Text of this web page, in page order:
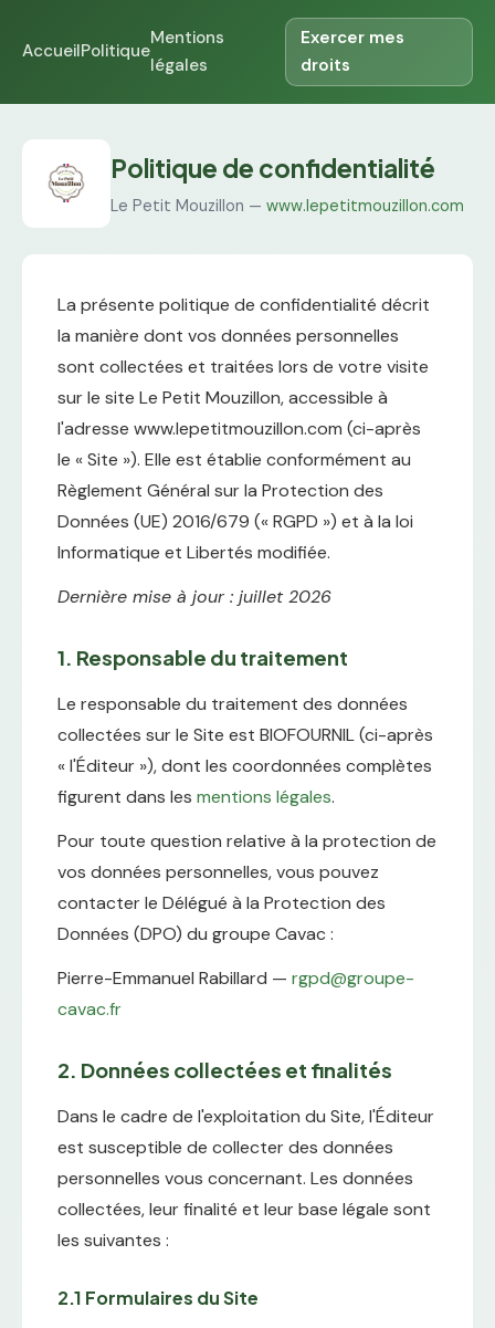
AccueilPolitique
Mentions
légales
Exercer mes
droits
Politique de confidentialité
Le Petit Mouzillon — www.lepetitmouzillon.com
La présente politique de confidentialité décrit
la manière dont vos données personnelles
sont collectées et traitées lors de votre visite
sur le site Le Petit Mouzillon, accessible à
l'adresse www.lepetitmouzillon.com (ci-après
le « Site »). Elle est établie conformément au
Règlement Général sur la Protection des
Données (UE) 2016/679 (« RGPD ») et à la loi
Informatique et Libertés modifiée.
Dernière mise à jour : juillet 2026
1. Responsable du traitement
Le responsable du traitement des données
collectées sur le Site est BIOFOURNIL (ci-après
« l'Éditeur »), dont les coordonnées complètes
figurent dans les mentions légales.
Pour toute question relative à la protection de
vos données personnelles, vous pouvez
contacter le Délégué à la Protection des
Données (DPO) du groupe Cavac :
Pierre-Emmanuel Rabillard — rgpd@groupe-
cavac.fr
2. Données collectées et finalités
Dans le cadre de l'exploitation du Site, l'Éditeur
est susceptible de collecter des données
personnelles vous concernant. Les données
collectées, leur finalité et leur base légale sont
les suivantes :
2.1 Formulaires du Site